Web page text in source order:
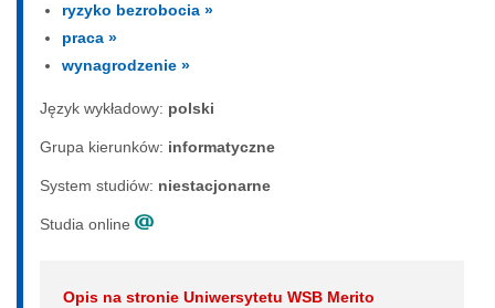
ryzyko bezrobocia »
praca »
wynagrodzenie »
Język wykładowy: polski
Grupa kierunków: informatyczne
System studiów: nie­sta­cjo­nar­ne
Studia online
Opis na stronie Uniwersytetu WSB Merito